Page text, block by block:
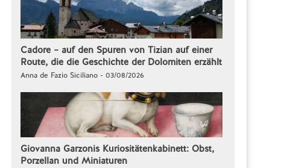
Cadore – auf den Spuren von Tizian auf einer
Route, die die Geschichte der Dolomiten erzählt
Anna de Fazio Siciliano - 03/08/2026
Giovanna Garzonis Kuriositätenkabinett: Obst,
Porzellan und Miniaturen